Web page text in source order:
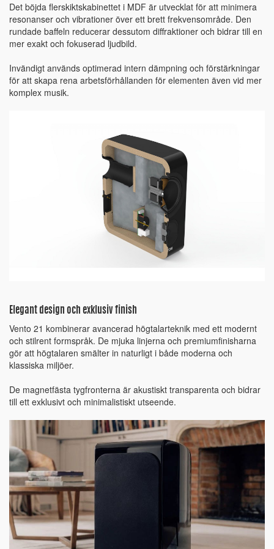
Det böjda flerskiktskabinettet i MDF är utvecklat för att minimera
resonanser och vibrationer över ett brett frekvensområde. Den
rundade baffeln reducerar dessutom diffraktioner och bidrar till en
mer exakt och fokuserad ljudbild.
Invändigt används optimerad intern dämpning och förstärkningar
för att skapa rena arbetsförhållanden för elementen även vid mer
komplex musik.
Elegant design och exklusiv finish
Vento 21 kombinerar avancerad högtalarteknik med ett modernt
och stilrent formspråk. De mjuka linjerna och premiumfinisharna
gör att högtalaren smälter in naturligt i både moderna och
klassiska miljöer.
De magnetfästa tygfronterna är akustiskt transparenta och bidrar
till ett exklusivt och minimalistiskt utseende.